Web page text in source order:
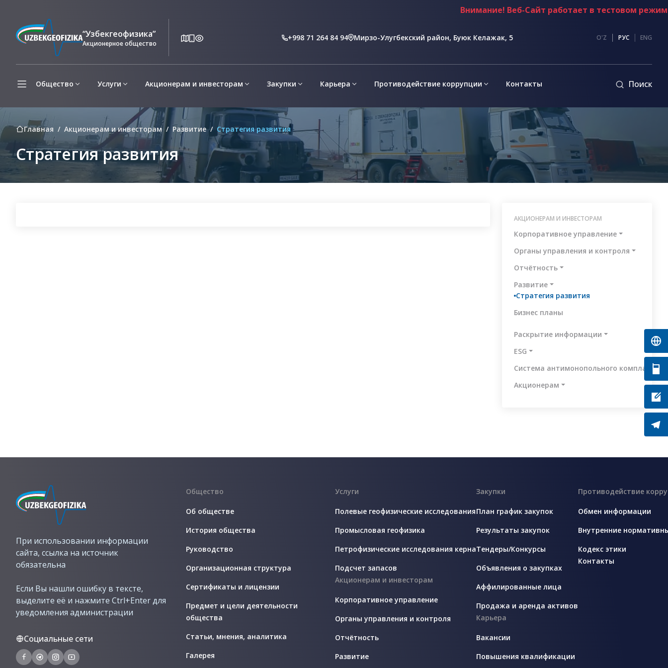
Внимание! Веб-Сайт работает в тестовом режиме
“Узбекгеофизика”
Акционерное общество
+998 71 264 84 94 Мирзо-Улугбекский район, Буюк Келажак, 5 O'Z РУС ENG
Общество Услуги Акционерам и инвесторам Закупки Карьера Противодействие коррупции Контакты Поиск
Главная Акционерам и инвесторам Развитие Стратегия развития
Стратегия развития
АКЦИОНЕРАМ И ИНВЕСТОРАМ
Корпоративное управление
Органы управления и контроля
Отчётность
Развитие
Стратегия развития
Бизнес планы
Раскрытие информации
ESG
Система антимонопольного комплаенса
Aкционерам
При использовании информации
сайта, ссылка на источник
обязательна
Если Вы нашли ошибку в тексте,
выделите её и нажмите Ctrl+Enter для
уведомления администрации
Социальные сети
Общество
Об обществе
История общества
Руководство
Организационная структура
Сертификаты и лицензии
Предмет и цели деятельности
общества
Статьи, мнения, аналитика
Галерея
Услуги
Полевые геофизические исследования
Промысловая геофизика
Петрофизические исследования керна
Подсчет запасов
Акционерам и инвесторам
Корпоративное управление
Органы управления и контроля
Отчётность
Развитие
Закупки
План график закупок
Результаты закупок
Тендеры/Конкурсы
Объявления о закупках
Аффилированные лица
Продажа и аренда активов
Карьера
Вакансии
Повышения квалификации
Противодействие
Обмен информации
Внутренние
Кодекс этики
Контакты